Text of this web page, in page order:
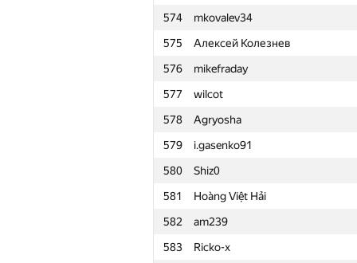
574
mkovalev34
575
Алексей Колезнев
576
mikefraday
577
wilcot
578
Agryosha
579
i.gasenko91
580
Shiz0
581
Hoàng Việt Hải
582
am239
583
Ricko-x
551 random.account.name
552
dkuzminov
553
Андрей Заварин
554
dobrynin@aimtech.com
555
kvaziomich
556
ladisgin
557
taosama2017
558
amaljat99
559
Алексей Трилис
560
Sergey Shcheglov